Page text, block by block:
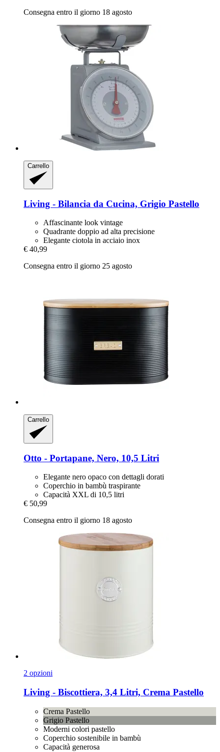
Consegna entro il giorno 18 agosto
Carrello
Living -​ Bilancia da Cucina, Grigio Pastello
Affascinante look vintage
Quadrante doppio ad alta precisione
Elegante ciotola in acciaio inox
€ 40,99
Consegna entro il giorno 25 agosto
Carrello
Otto -​ Portapane, Nero, 10,5 Litri
Elegante nero opaco con dettagli dorati
Coperchio in bambù traspirante
Capacità XXL di 10,5 litri
€ 50,99
Consegna entro il giorno 18 agosto
2 opzioni
Living -​ Biscottiera, 3,4 Litri, Crema Pastello
Crema Pastello
Grigio Pastello
Moderni colori pastello
Coperchio sostenibile in bambù
Capacità generosa